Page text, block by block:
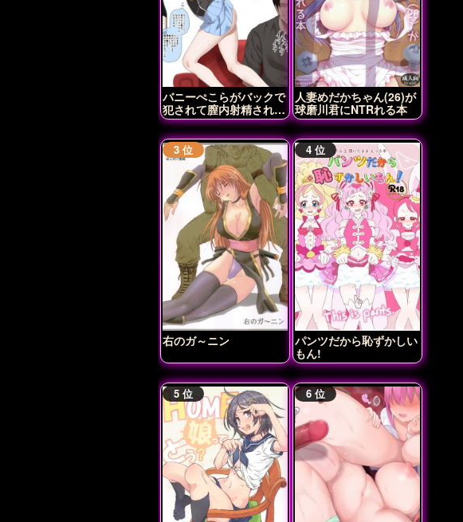
バニーぺこらがバックで
犯されて膣内射精されち
ゃう♡
人妻めだかちゃん(26)が
球磨川君にNTRれる本
右のガ～ニン
パンツだから恥ずかしい
もん!